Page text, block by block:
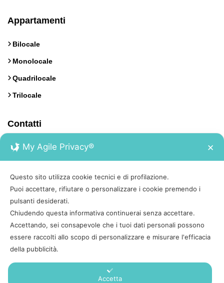
Appartamenti
Bilocale
Monolocale
Quadrilocale
Trilocale
Contatti
Calata Italia 17, Portoferraio, Isola d'Elba
0565 930222
booking@tesiviaggi.it
Appartamenti Isola d'Elba è un marchio di Turismo Sostenibile
SRL | Piazza Virgilio 34, 57037 Portoferraio | P.IVA 01708200496 |
SDI: SUBM70N | REA: LI – 151058 | C.S. € 10.000 | Sito gestito in
My Agile Privacy® ✕
Questo sito utilizza cookie tecnici e di profilazione.
Puoi accettare, rifiutare o personalizzare i cookie premendo i
pulsanti desiderati.
Chiudendo questa informativa continuerai senza accettare.
Accettando, sei consapevole che i tuoi dati personali possono
essere raccolti allo scopo di personalizzare e misurare l'efficacia
della pubblicità.
Accetta